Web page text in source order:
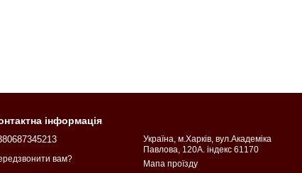
інформація
вам?
Україна, м.Харків, вул.Академіка
Павлова, 120А. індекс 61170
Мапа проїзду